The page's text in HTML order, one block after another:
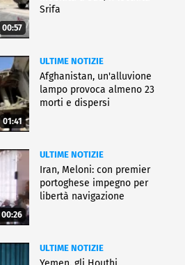
00:57
Srifa
01:41
ULTIME NOTIZIE
Afghanistan, un'alluvione
lampo provoca almeno 23
morti e dispersi
00:26
ULTIME NOTIZIE
Iran, Meloni: con premier
portoghese impegno per
libertà navigazione
ULTIME NOTIZIE